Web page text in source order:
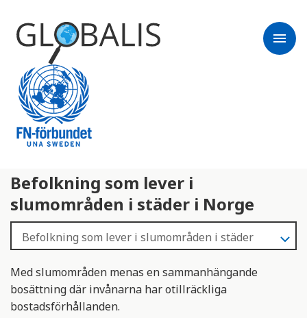
menu
Befolkning som lever i
slumområden i städer i Norge
Med slumområden menas en sammanhängande
bosättning där invånarna har otillräckliga
bostadsförhållanden.